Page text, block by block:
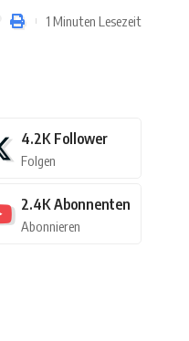
1 Minuten Lesezeit
4.2K Follower
Folgen
2.4K Abonnenten
Abonnieren